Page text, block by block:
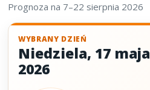
Prognoza na 7–22 sierpnia 2026
WYBRANY DZIEŃ
Niedziela, 17 maja
2026